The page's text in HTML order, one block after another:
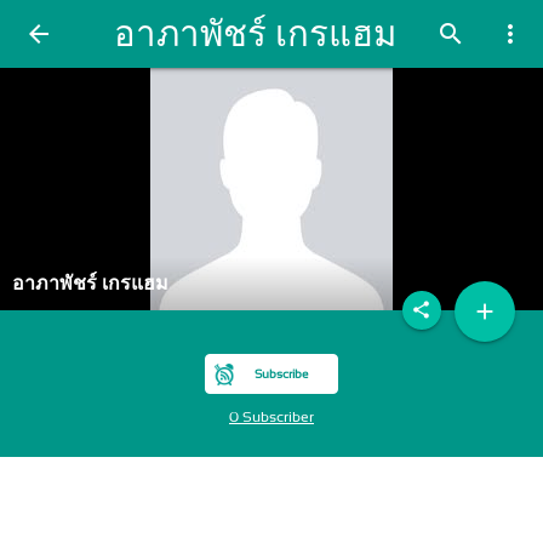
arrow_back อาภาพัชร์ เกรแฮม search more_vert
อาภาพัชร์ เกรแฮม
Subscribe
0 Subscriber
add
share